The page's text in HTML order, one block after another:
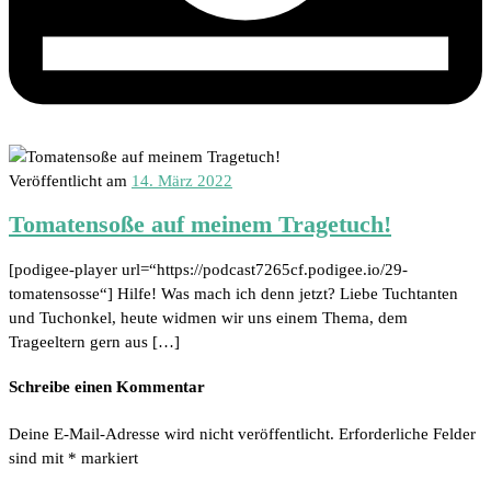
Veröffentlicht am 14. März 2022
Tomatensoße auf meinem Tragetuch!
[podigee-player url=“https://podcast7265cf.podigee.io/29-
tomatensosse“] Hilfe! Was mach ich denn jetzt? Liebe Tuchtanten
und Tuchonkel, heute widmen wir uns einem Thema, dem
Trageeltern gern aus […]
Schreibe einen Kommentar
Deine E-Mail-Adresse wird nicht veröffentlicht. Erforderliche Felder
sind mit * markiert